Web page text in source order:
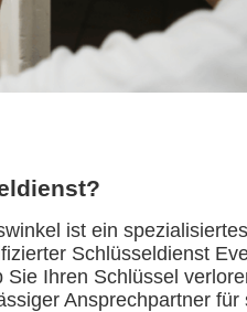
ist ein
Schlüsseldienst
Ihren Schlüssel
Ansprechpartner